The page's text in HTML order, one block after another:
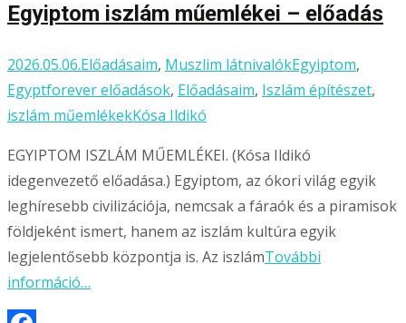
Egyiptom iszlám műemlékei – előadás
2026.05.06.Előadásaim, Muszlim látnivalókEgyiptom,
Egyptforever előadások, Előadásaim, Iszlám építészet,
iszlám műemlékekKósa Ildikó
EGYIPTOM ISZLÁM MŰEMLÉKEI. (Kósa Ildikó
idegenvezető előadása.) Egyiptom, az ókori világ egyik
leghíresebb civilizációja, nemcsak a fáraók és a piramisok
földjeként ismert, hanem az iszlám kultúra egyik
legjelentősebb központja is. Az iszlámTovábbi
információ…